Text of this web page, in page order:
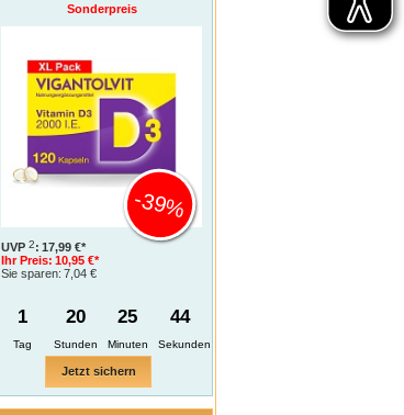
Sonderpreis
UVP 2: 17,99 €*
Ihr Preis: 10,95 €*
Sie sparen: 7,04 €
-39%
1
Tag
20 25 43
Jetzt sichern